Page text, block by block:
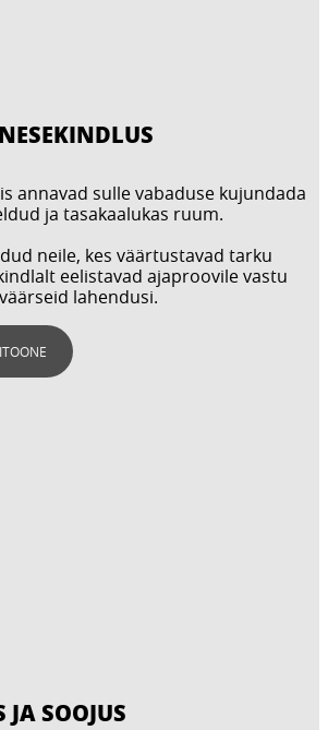
annavad sulle vabaduse kujundada
ja tasakaalukas ruum.
neile, kes väärtustavad tarku
eelistavad ajaproovile vastu
lahendusi.
SOOJUS